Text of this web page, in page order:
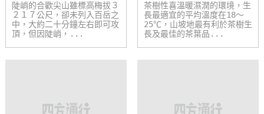
陡峭的合歡尖山雖標高梅拔３
２１７公尺，卻未列入百岳之
中，大約二十分鐘左右即可攻
頂，但因陡峭，...
茶樹性喜溫暖濕潤的環境，生
長最適宜的平均溫度在18～
25℃，山坡地最有利於茶樹生
長及最佳的茶葉品...